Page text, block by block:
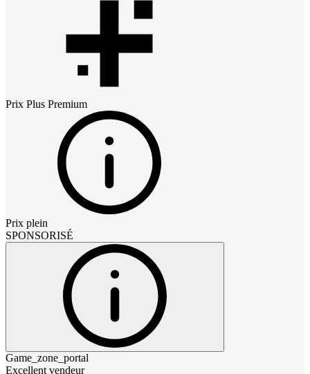
Prix Plus Premium
Prix plein
SPONSORISÉ
Game_zone_portal
Excellent vendeur